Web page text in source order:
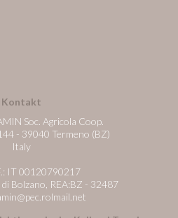
Kontakt
Soc. Agricola Coop.
- 39040 Termeno (BZ)
Italy
IT 00120790217
di Bolzano, REA:BZ - 32487